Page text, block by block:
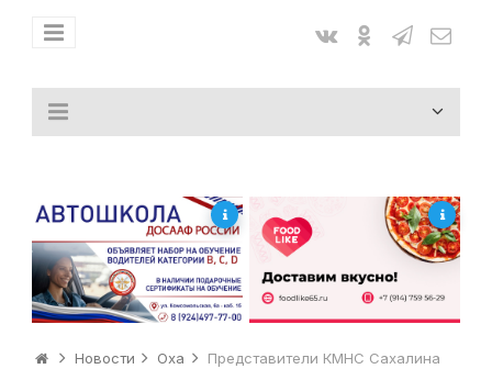
Новости Оха
Представители КМНС Сахалина